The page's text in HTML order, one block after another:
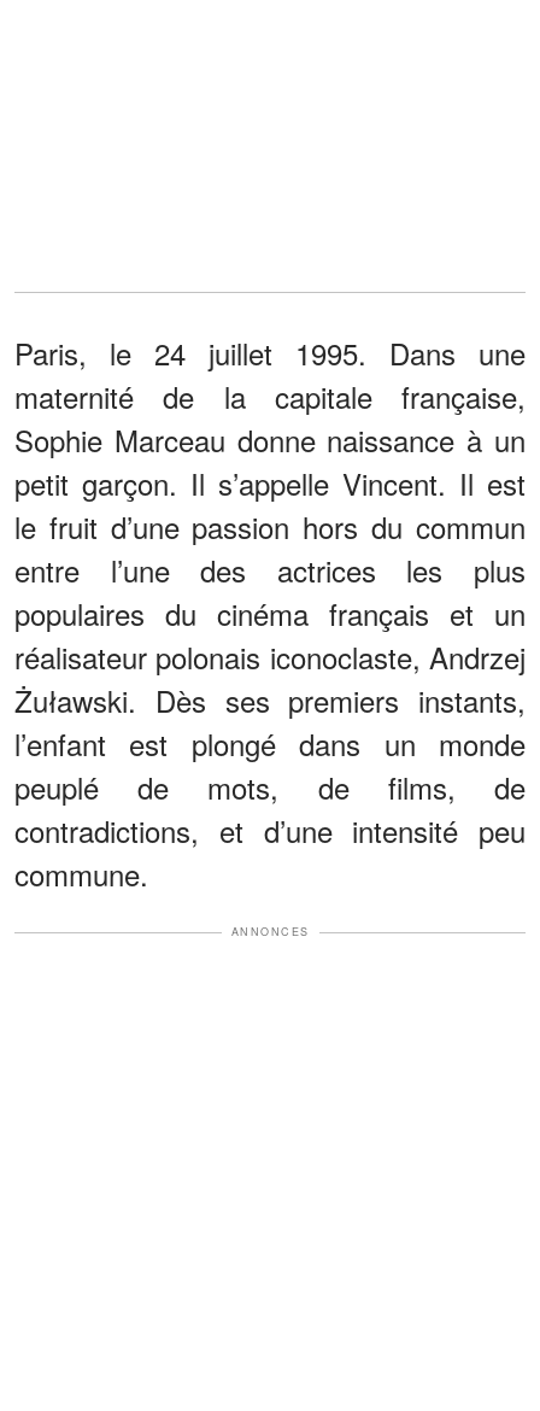
Paris, le 24 juillet 1995. Dans une
maternité de la capitale française,
Sophie Marceau donne naissance à un
petit garçon. Il s’appelle Vincent. Il est
le fruit d’une passion hors du commun
entre l’une des actrices les plus
populaires du cinéma français et un
réalisateur polonais iconoclaste, Andrzej
Żuławski. Dès ses premiers instants,
l’enfant est plongé dans un monde
peuplé de mots, de films, de
contradictions, et d’une intensité peu
commune.
ANNONCES